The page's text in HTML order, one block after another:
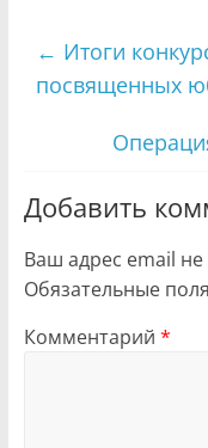
← Итоги
посвященных
Добавить
Ваш адрес email не
Обязательные
Комментарий *